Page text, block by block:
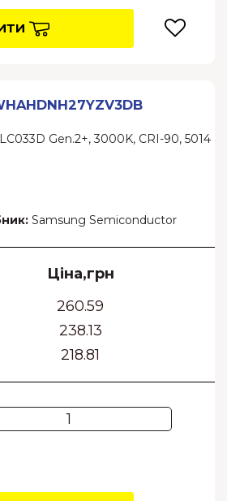
Gen.2+, 3000K, CRI-90, 5014
Samsung Semiconductor
Ціна,грн
260.59
238.13
218.81